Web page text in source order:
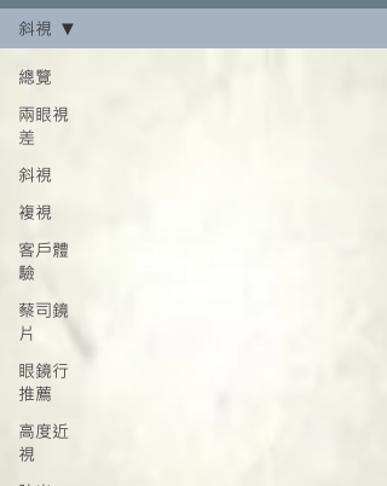
總覽
兩眼視
差
斜視
複視
客戶體
驗
蔡司鏡
片
眼鏡行
推薦
高度近
視
斜視